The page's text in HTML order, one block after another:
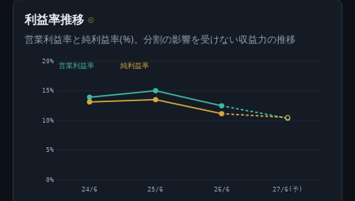
利益率推移 ⊙
営業利益率と純利益率(%)。分割の影響を受けない収益力の推移
0%
5%
10%
15%
20%
営業利益率 純利益率
24/6 25/6 26/6 27/6(予)